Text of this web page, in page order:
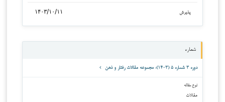
پذیرش ۱۴۰۳/۱۰/۱۱
شماره
دوره ۳ شماره ۵ (۱۴۰۳): مجموعه مقالات رفتار و ذهن
نوع مقاله
مقالات